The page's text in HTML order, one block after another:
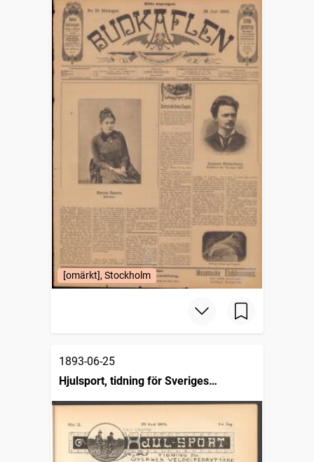
[omärkt], Stockholm
1893-06-25
Hjulsport, tidning för Sveriges
velocipedryttare